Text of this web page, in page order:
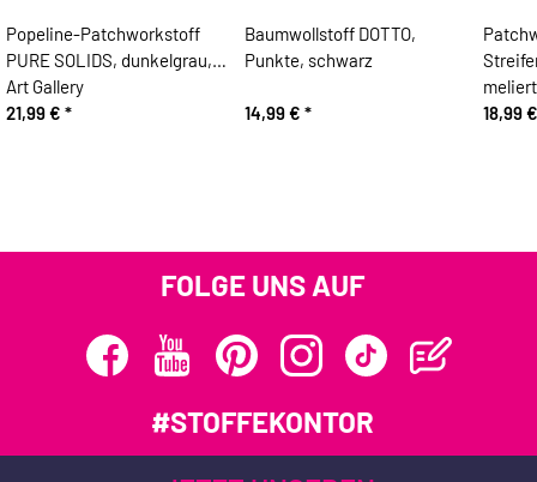
Popeline-Patchworkstoff
PURE SOLIDS, dunkelgrau,
Art Gallery
21,99 € *
Baumwollstoff DOTTO,
Punkte, schwarz
14,99 € *
18,99
FOLGE UNS AUF
#STOFFEKONTOR